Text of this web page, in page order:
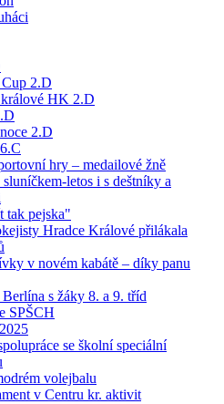
2.D
HK 2.D
2.D
hry – medailové žně
letos i s deštníky a
tak pejska"
Hradce Králové přilákala
v novém kabátě – díky panu
s žáky 8. a 9. tříd
SPŠCH
se školní speciální
volejbalu
v Centru kr. aktivit